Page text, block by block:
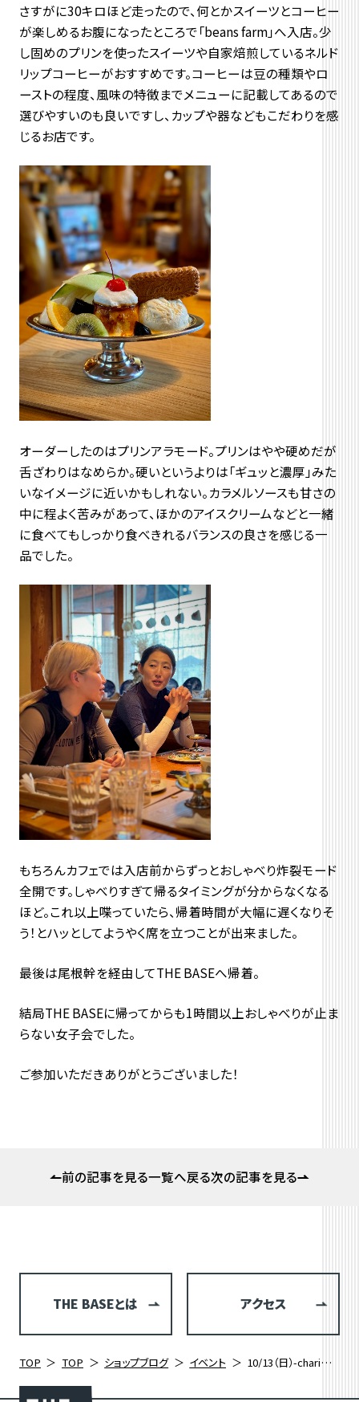
さすがに30キロほど走ったので、何とかスイーツとコーヒー
が楽しめるお腹になったところで「beans farm」へ入店。少
し固めのプリンを使ったスイーツや自家焙煎しているネルド
リップコーヒーがおすすめです。コーヒーは豆の種類やロ
ーストの程度、風味の特徴までメニューに記載してあるので
選びやすいのも良いですし、カップや器などもこだわりを感
じるお店です。
オーダーしたのはプリンアラモード。プリンはやや硬めだが
舌ざわりはなめらか。硬いというよりは「ギュッと濃厚」みた
いなイメージに近いかもしれない。カラメルソースも甘さの
中に程よく苦みがあって、ほかのアイスクリームなどと一緒
に食べてもしっかり食べきれるバランスの良さを感じる一
品でした。
もちろんカフェでは入店前からずっとおしゃべり炸裂モード
全開です。しゃべりすぎて帰るタイミングが分からなくなる
ほど。これ以上喋っていたら、帰着時間が大幅に遅くなりそ
う！とハッとしてようやく席を立つことが出来ました。
最後は尾根幹を経由してTHE BASEへ帰着。
結局THE BASEに帰ってからも1時間以上おしゃべりが止ま
らない女子会でした。
ご参加いただきありがとうございました！
前の記事を見る一覧へ戻る次の記事を見る
THE BASEとは アクセス
TOP TOP ショップブログ イベント 10/13（日）-charimeshi-女子会 開催しました！